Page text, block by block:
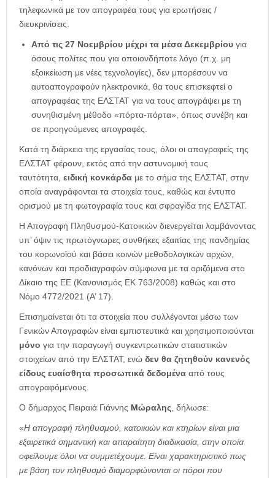
τηλεφωνικά με τον απογραφέα τους για ερωτήσεις /
διευκρινίσεις.
Από τις 27 Νοεμβρίου μέχρι τα μέσα Δεκεμβρίου για
όσους πολίτες που για οποιονδήποτε λόγο (π.χ. μη
εξοικείωση με νέες τεχνολογίες), δεν μπορέσουν να
αυτοαπογραφούν ηλεκτρονικά, θα τους επισκεφτεί ο
απογραφέας της ΕΛΣΤΑΤ για να τους απογράψει με τη
συνηθισμένη μέθοδο «πόρτα-πόρτα», όπως συνέβη και
σε προηγούμενες απογραφές.
Κατά τη διάρκεια της εργασίας τους, όλοι οι απογραφείς της
ΕΛΣΤΑΤ φέρουν, εκτός από την αστυνομική τους
ταυτότητα, ειδική κονκάρδα με το σήμα της ΕΛΣΤΑΤ, στην
οποία αναγράφονται τα στοιχεία τους, καθώς και έντυπο
ορισμού με τη φωτογραφία τους και σφραγίδα της ΕΛΣΤΑΤ.
Η Απογραφή Πληθυσμού-Κατοικιών διενεργείται λαμβάνοντας
υπ’ όψιν τις πρωτόγνωρες συνθήκες εξαιτίας της πανδημίας
του κορωνοϊού και βάσει κοινών μεθοδολογικών αρχών,
κανόνων και προδιαγραφών σύμφωνα με τα οριζόμενα στο
Δίκαιο της ΕΕ (Κανονισμός ΕΚ 763/2008) καθώς και στο
Νόμο 4772/2021 (Α’ 17).
Επισημαίνεται ότι τα στοιχεία που συλλέγονται μέσω των
Γενικών Απογραφών είναι εμπιστευτικά και χρησιμοποιούνται
μόνο για την παραγωγή συγκεντρωτικών στατιστικών
στοιχείων από την ΕΛΣΤΑΤ, ενώ δεν θα ζητηθούν κανενός
είδους ευαίσθητα προσωπικά δεδομένα από τους
απογραφόμενους.
Ο δήμαρχος Πειραιά Γιάννης Μώραλης , δήλωσε:
«Η απογραφή πληθυσμού, κατοικιών και κτηρίων είναι μια
εξαιρετικά σημαντική και απαραίτητη διαδικασία, στην οποία
οφείλουμε όλοι να συμμετέχουμε. Είναι χαρακτηριστικό πως
με βάση τον πληθυσμό διαμορφώνονται οι πόροι που